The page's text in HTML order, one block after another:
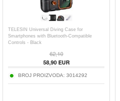
TELESIN Universal Diving Case for
Smartphones with Bluetooth-Compatible
Controls - Black
62,10
58,90EUR
BROJ PROIZVODA: 3014292